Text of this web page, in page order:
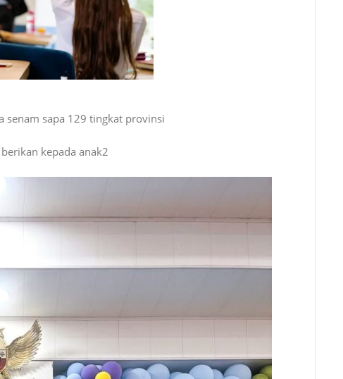
senam sapa 129 tingkat provinsi
kepada anak2